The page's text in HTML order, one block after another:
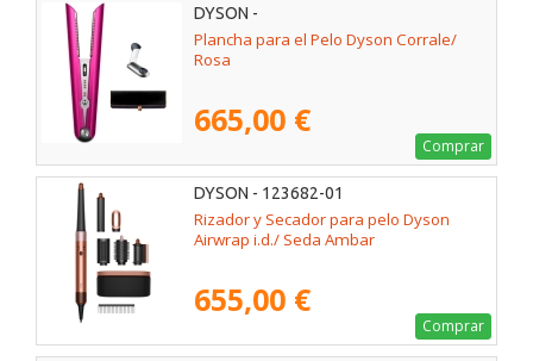
DYSON -
Plancha para el Pelo Dyson Corrale/
Rosa
665,00 €
Comprar
DYSON - 123682-01
Rizador y Secador para pelo Dyson
Airwrap i.d./ Seda Ambar
655,00 €
Comprar